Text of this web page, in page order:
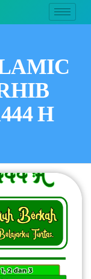
H